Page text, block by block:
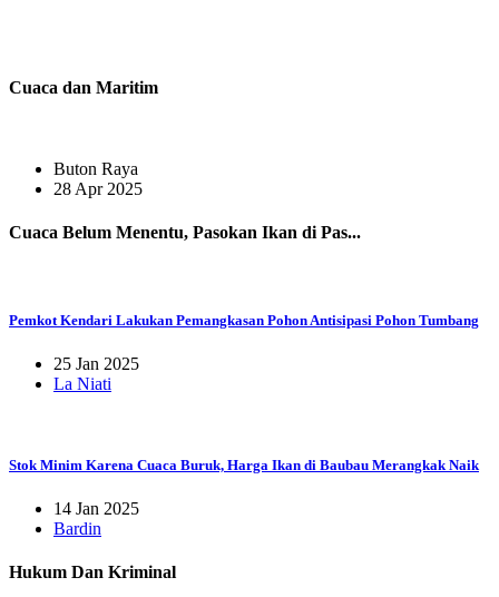
Cuaca dan Maritim
Buton Raya
28 Apr 2025
Cuaca Belum Menentu, Pasokan Ikan di Pas...
Pemkot Kendari Lakukan Pemangkasan Pohon Antisipasi Pohon Tumbang
25 Jan 2025
La Niati
Stok Minim Karena Cuaca Buruk, Harga Ikan di Baubau Merangkak Naik
14 Jan 2025
Bardin
Hukum Dan Kriminal